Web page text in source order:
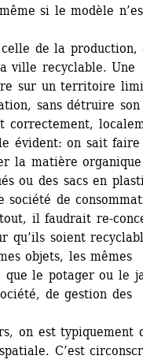
si le modèle
de la production,
ville recyclable. Une
sur un territoire
sans détruire son
correctement,
évident: on sait
la matière organique
ou des sacs en
de
il faudrait re-
qu’ils soient
objets, les mêmes
que le potager ou le
de gestion des
on est typiquement
C’est